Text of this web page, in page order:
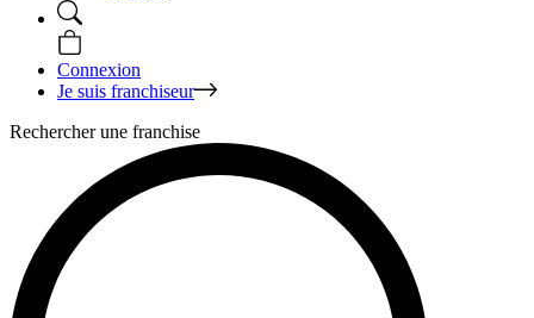
Connexion
Je suis franchiseur
Rechercher une franchise